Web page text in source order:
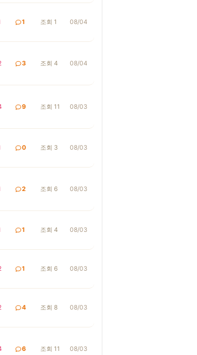
1 조회 1 08/04
3 조회 4 08/04
9 조회 11 08/03
0 조회 3 08/03
2 조회 6 08/03
1 조회 4 08/03
1 조회 6 08/03
4 조회 8 08/03
6 조회 11 08/03